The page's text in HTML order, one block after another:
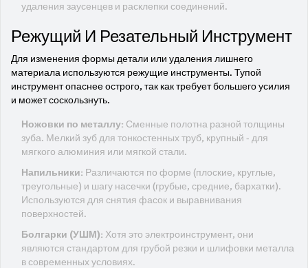
удаления заусенцев и расклепки соединений.
Режущий И Резательный Инструмент
Для изменения формы детали или удаления лишнего
материала используются режущие инструменты. Тупой
инструмент опаснее острого, так как требует большего усилия
и может соскользнуть.
Ножовки по металлу: Сменные полотна разной толщины
зуба. Мелкий зуб для тонкостенных труб, крупный - для
мягкого алюминия или мягкой стали.
Напильники: Различаются по форме (плоские, круглые,
треугольные) и шагу насечки (грубые, средние, бархатки).
Используются для снятия фасок и выравнивания
поверхностей.
Болгарки (УШМ): Хотя это электроинструмент, они
являются стандартом для грубой резки и шлифовки металла
в современных условиях.